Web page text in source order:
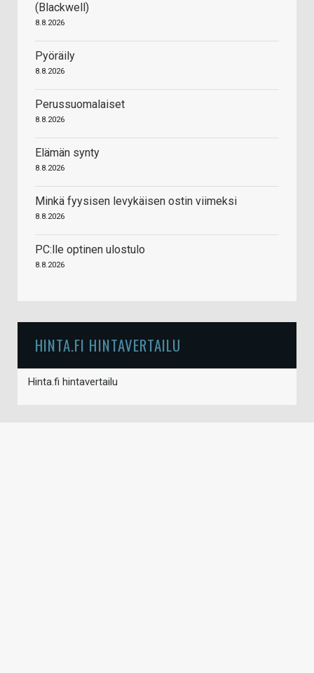
(Blackwell)
8.8.2026
Pyöräily
8.8.2026
Perussuomalaiset
8.8.2026
Elämän synty
8.8.2026
Minkä fyysisen levykäisen ostin viimeksi
8.8.2026
PC:lle optinen ulostulo
8.8.2026
HINTA.FI HINTAVERTAILU
Hinta.fi hintavertailu